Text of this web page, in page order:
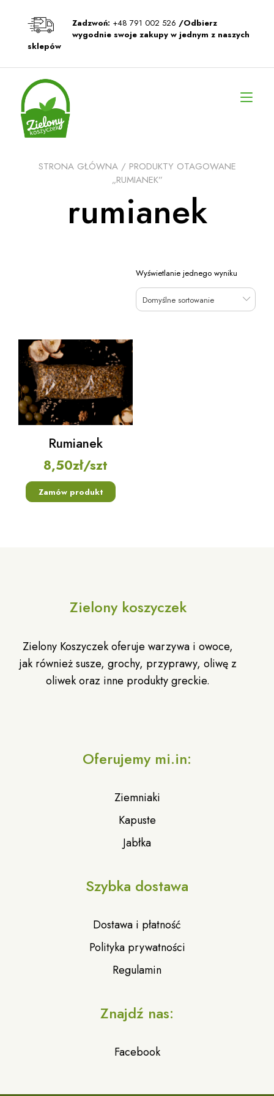
Zadzwoń: +48 791 002 526 /Odbierz
wygodnie swoje zakupy w jednym z naszych
sklepów
STRONA GŁÓWNA/ PRODUKTY OTAGOWANE
„RUMIANEK”
rumianek
Wyświetlanie jednego wyniku
Domyślne sortowanie
Rumianek
8,50zł/szt
Zamów produkt
Zielony koszyczek
Zielony Koszyczek oferuje warzywa i owoce,
jak również susze, grochy, przyprawy, oliwę z
oliwek oraz inne produkty greckie.
Oferujemy mi.in:
Ziemniaki
Kapuste
Jabłka
Szybka dostawa
Dostawa i płatność
Polityka prywatności
Regulamin
Znajdź nas:
Facebook